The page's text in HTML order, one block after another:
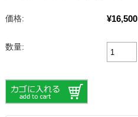
価格: ¥16,500
数量: